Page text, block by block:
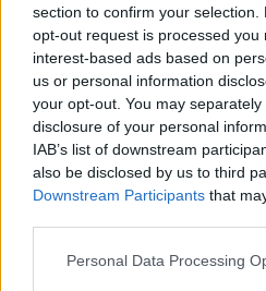
section to confirm your
opt-out request is processed you
interest-based ads based on
us or personal information
your opt-out. You may
disclosure of your personal
IAB’s list of downstream
also be disclosed by us to third
Downstream Participants that
Please note that this website/
Personal Data Processing
da vicino. Per
è possibile fare riferimento
produzione e ai punti
Valentina
al Teatro Romano: